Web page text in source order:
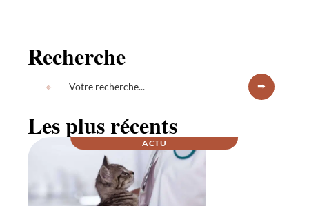
Recherche
Les plus récents
ACTU